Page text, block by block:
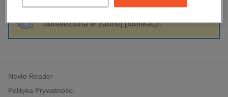
edukacja
hobby, sport, rozrywka
komputery, internet, technologie, informatyka
polityka, społeczno-informacyjne
psychologiczne
odnaleziona w żadnej publikacji.
Nexto Reader
Polityka Prywatności